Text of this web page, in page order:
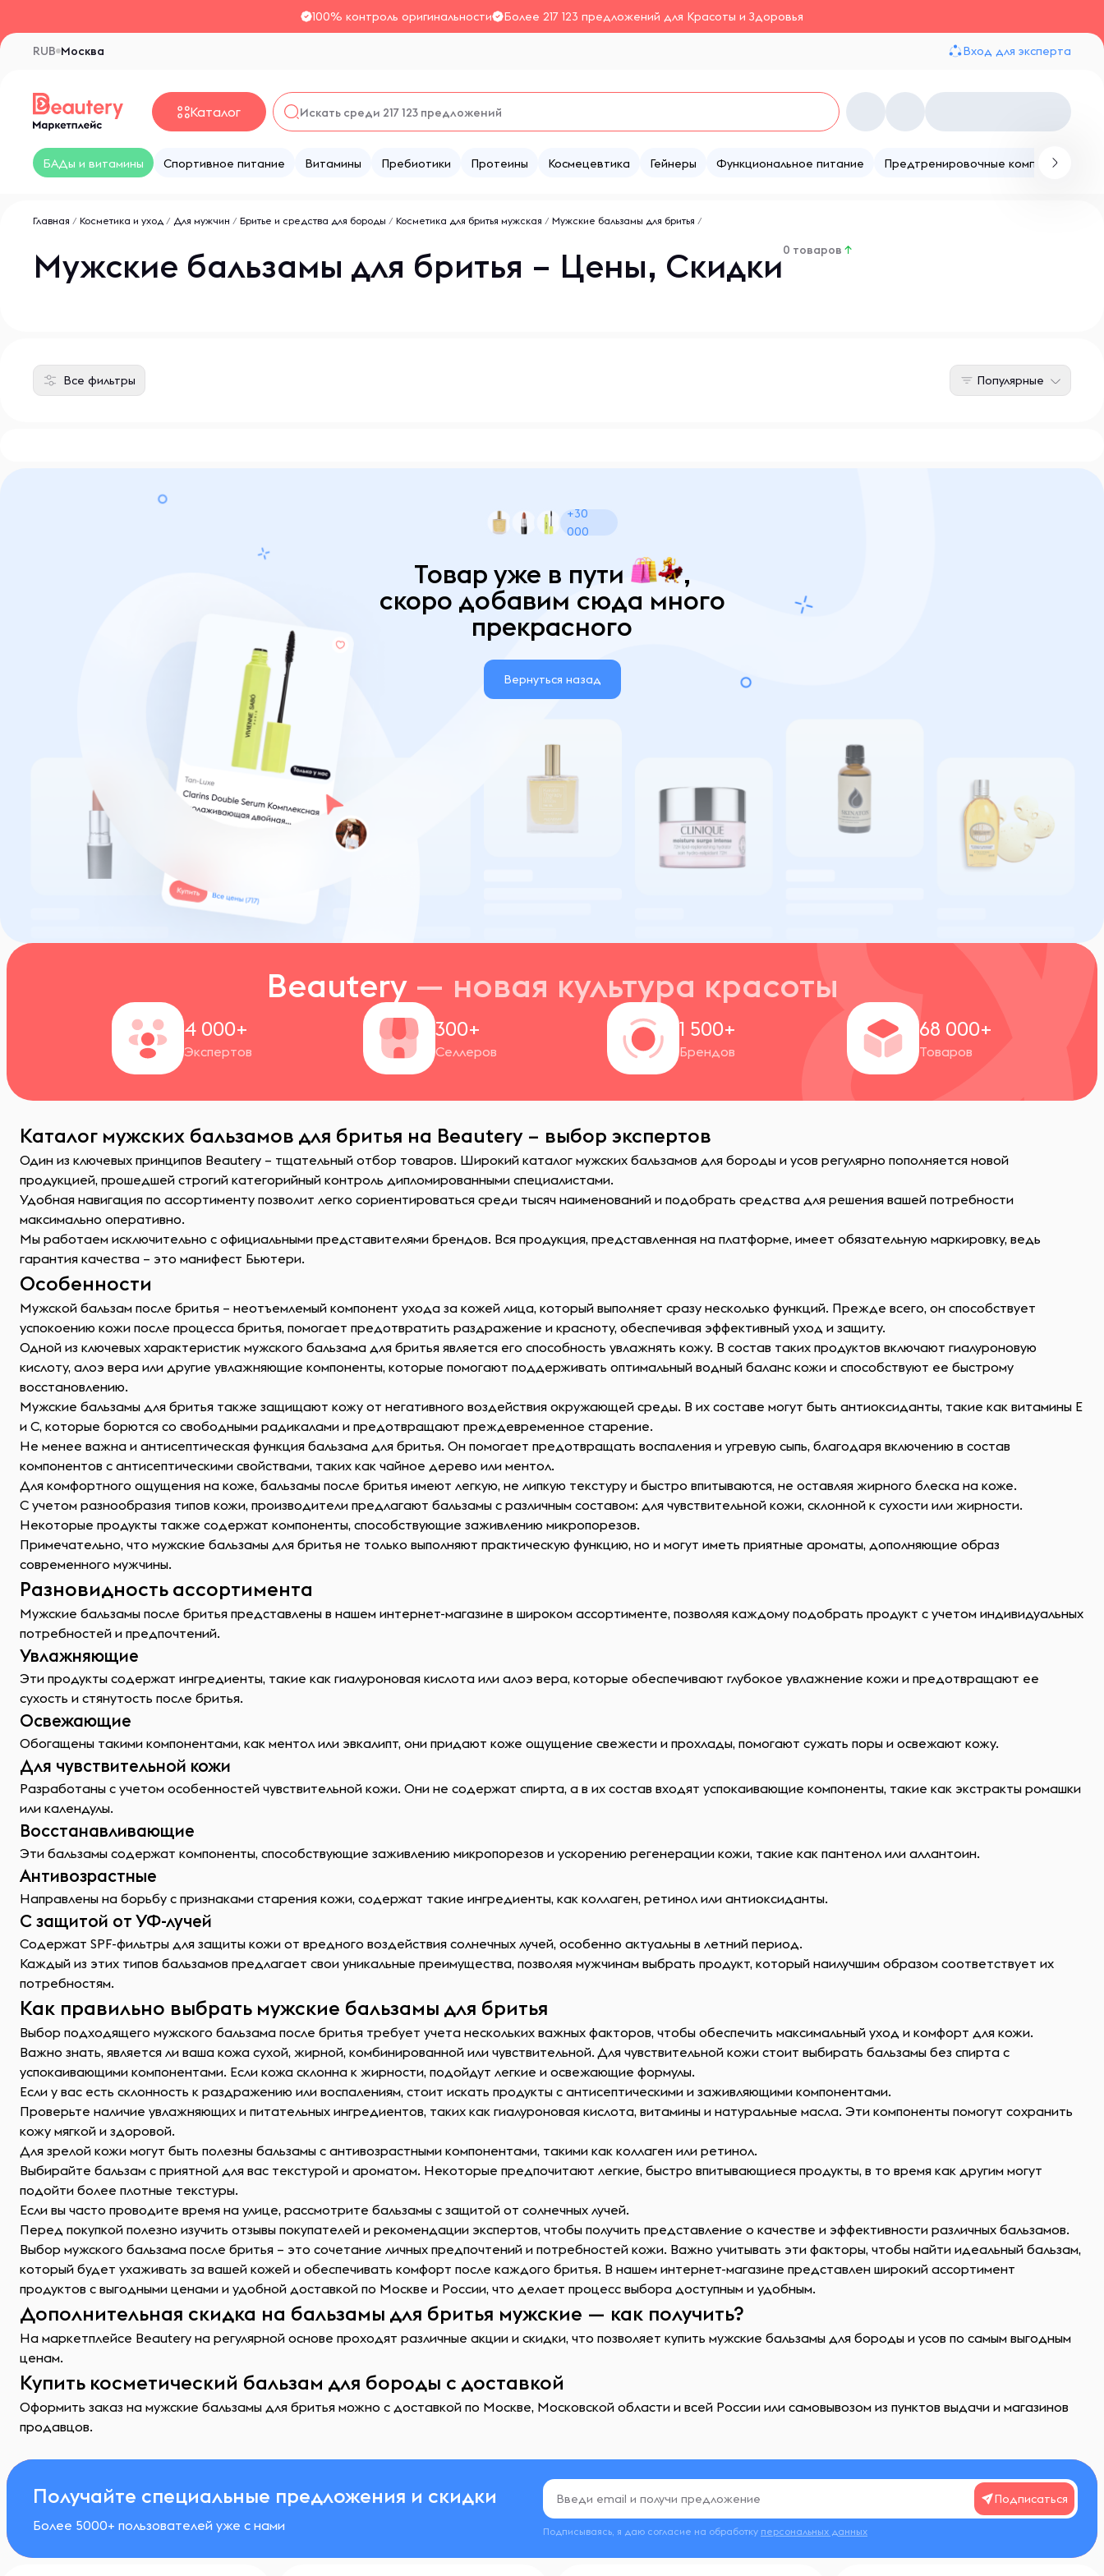
100% контроль оригинальности Более 217 123 предложений для Красоты и Здоровья
Москва
RUB Вход для эксперта
Каталог
БАДы и витамины Спортивное питание Витамины Пребиотики Протеины Космецевтика Гейнеры Функциональное питание Предтренировочные комплексы
Главная / Косметика и уход / Для мужчин / Бритье и средства для бороды / Косметика для бритья мужская / Мужские бальзамы для бритья /
Мужские бальзамы для бритья – Цены, Скидки0 товаров ↑
Все фильтры Популярные
+30
000
Товар уже в пути ,
скоро добавим сюда много
прекрасного
Вернуться назад
Beautery — новая культура красоты
4 000+
Экспертов
300+
Селлеров
1 500+
Брендов
68 000+
Товаров
Каталог мужских бальзамов для бритья на Beautery – выбор экспертов
Один из ключевых принципов Beautery – тщательный отбор товаров. Широкий каталог мужских бальзамов для бороды и усов регулярно пополняется новой
продукцией, прошедшей строгий категорийный контроль дипломированными специалистами.
Удобная навигация по ассортименту позволит легко сориентироваться среди тысяч наименований и подобрать средства для решения вашей потребности
максимально оперативно.
Мы работаем исключительно с официальными представителями брендов. Вся продукция, представленная на платформе, имеет обязательную маркировку, ведь
гарантия качества – это манифест Бьютери.
Особенности
Мужской бальзам после бритья – неотъемлемый компонент ухода за кожей лица, который выполняет сразу несколько функций. Прежде всего, он способствует
успокоению кожи после процесса бритья, помогает предотвратить раздражение и красноту, обеспечивая эффективный уход и защиту.
Одной из ключевых характеристик мужского бальзама для бритья является его способность увлажнять кожу. В состав таких продуктов включают гиалуроновую
кислоту, алоэ вера или другие увлажняющие компоненты, которые помогают поддерживать оптимальный водный баланс кожи и способствуют ее быстрому
восстановлению.
Мужские бальзамы для бритья также защищают кожу от негативного воздействия окружающей среды. В их составе могут быть антиоксиданты, такие как витамины E
и C, которые борются со свободными радикалами и предотвращают преждевременное старение.
Не менее важна и антисептическая функция бальзама для бритья. Он помогает предотвращать воспаления и угревую сыпь, благодаря включению в состав
компонентов с антисептическими свойствами, таких как чайное дерево или ментол.
Для комфортного ощущения на коже, бальзамы после бритья имеют легкую, не липкую текстуру и быстро впитываются, не оставляя жирного блеска на коже.
С учетом разнообразия типов кожи, производители предлагают бальзамы с различным составом: для чувствительной кожи, склонной к сухости или жирности.
Некоторые продукты также содержат компоненты, способствующие заживлению микропорезов.
Примечательно, что мужские бальзамы для бритья не только выполняют практическую функцию, но и могут иметь приятные ароматы, дополняющие образ
современного мужчины.
Разновидность ассортимента
Мужские бальзамы после бритья представлены в нашем интернет-магазине в широком ассортименте, позволяя каждому подобрать продукт с учетом индивидуальных
потребностей и предпочтений.
Увлажняющие
Эти продукты содержат ингредиенты, такие как гиалуроновая кислота или алоэ вера, которые обеспечивают глубокое увлажнение кожи и предотвращают ее
сухость и стянутость после бритья.
Освежающие
Обогащены такими компонентами, как ментол или эвкалипт, они придают коже ощущение свежести и прохлады, помогают сужать поры и освежают кожу.
Для чувствительной кожи
Разработаны с учетом особенностей чувствительной кожи. Они не содержат спирта, а в их состав входят успокаивающие компоненты, такие как экстракты ромашки
или календулы.
Восстанавливающие
Эти бальзамы содержат компоненты, способствующие заживлению микропорезов и ускорению регенерации кожи, такие как пантенол или аллантоин.
Антивозрастные
Направлены на борьбу с признаками старения кожи, содержат такие ингредиенты, как коллаген, ретинол или антиоксиданты.
С защитой от УФ-лучей
Содержат SPF-фильтры для защиты кожи от вредного воздействия солнечных лучей, особенно актуальны в летний период.
Каждый из этих типов бальзамов предлагает свои уникальные преимущества, позволяя мужчинам выбрать продукт, который наилучшим образом соответствует их
потребностям.
Как правильно выбрать мужские бальзамы для бритья
Выбор подходящего мужского бальзама после бритья требует учета нескольких важных факторов, чтобы обеспечить максимальный уход и комфорт для кожи.
Важно знать, является ли ваша кожа сухой, жирной, комбинированной или чувствительной. Для чувствительной кожи стоит выбирать бальзамы без спирта с
успокаивающими компонентами. Если кожа склонна к жирности, подойдут легкие и освежающие формулы.
Если у вас есть склонность к раздражению или воспалениям, стоит искать продукты с антисептическими и заживляющими компонентами.
Проверьте наличие увлажняющих и питательных ингредиентов, таких как гиалуроновая кислота, витамины и натуральные масла. Эти компоненты помогут сохранить
кожу мягкой и здоровой.
Для зрелой кожи могут быть полезны бальзамы с антивозрастными компонентами, такими как коллаген или ретинол.
Выбирайте бальзам с приятной для вас текстурой и ароматом. Некоторые предпочитают легкие, быстро впитывающиеся продукты, в то время как другим могут
подойти более плотные текстуры.
Если вы часто проводите время на улице, рассмотрите бальзамы с защитой от солнечных лучей.
Перед покупкой полезно изучить отзывы покупателей и рекомендации экспертов, чтобы получить представление о качестве и эффективности различных бальзамов.
Выбор мужского бальзама после бритья – это сочетание личных предпочтений и потребностей кожи. Важно учитывать эти факторы, чтобы найти идеальный бальзам,
который будет ухаживать за вашей кожей и обеспечивать комфорт после каждого бритья. В нашем интернет-магазине представлен широкий ассортимент
продуктов с выгодными ценами и удобной доставкой по Москве и России, что делает процесс выбора доступным и удобным.
Дополнительная скидка на бальзамы для бритья мужские — как получить?
На маркетплейсе Beautery на регулярной основе проходят различные акции и скидки, что позволяет купить мужские бальзамы для бороды и усов по самым выгодным
ценам.
Купить косметический бальзам для бороды с доставкой
Оформить заказ на мужские бальзамы для бритья можно с доставкой по Москве, Московской области и всей России или самовывозом из пунктов выдачи и магазинов
продавцов.
Получайте специальные предложения и скидки
Более 5000+ пользователей уже с нами
Подписаться
Подписываясь, я даю согласие на обработку персональных данных